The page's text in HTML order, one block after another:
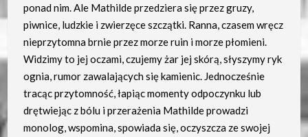
ponad nim. Ale Mathilde przedziera się przez gruzy,
piwnice, ludzkie i zwierzęce szczątki. Ranna, czasem wręcz
nieprzytomna brnie przez morze ruin i morze płomieni.
Widzimy to jej oczami, czujemy żar jej skórą, słyszymy ryk
ognia, rumor zawalających się kamienic. Jednocześnie
tracąc przytomność, łapiąc momenty odpoczynku lub
drętwiejąc z bólu i przerażenia Mathilde prowadzi
monolog, wspomina, spowiada się, oczyszcza ze swojej